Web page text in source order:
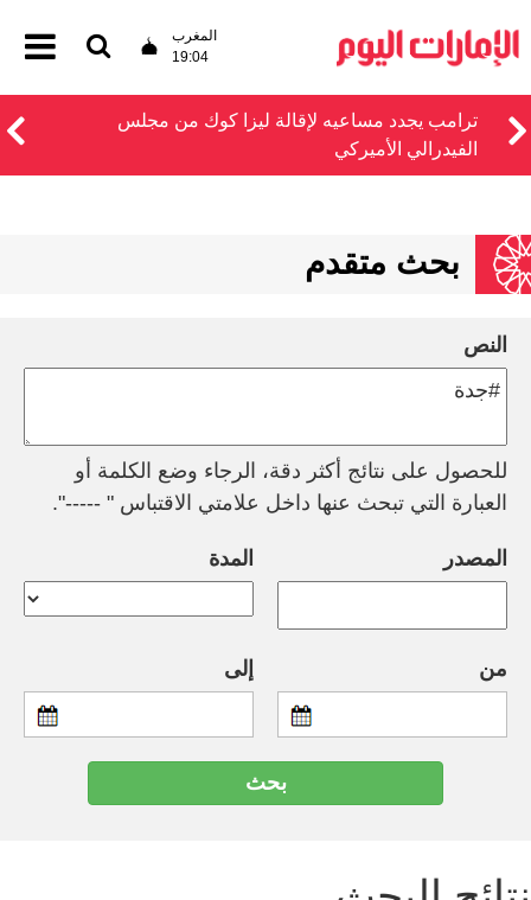
المغرب
19:04
ترامب يجدد مساعيه لإقالة ليزا كوك من مجلس
الفيدرالي الأميركي
بحث متقدم
النص
للحصول على نتائج أكثر دقة، الرجاء وضع الكلمة أو
العبارة التي تبحث عنها داخل علامتي الاقتباس " -----".
المصدر المدة
من إلى